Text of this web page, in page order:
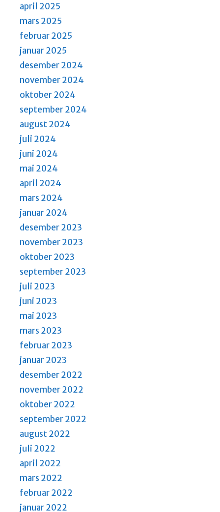
april 2025
mars 2025
februar 2025
januar 2025
desember 2024
november 2024
oktober 2024
september 2024
august 2024
juli 2024
juni 2024
mai 2024
april 2024
mars 2024
januar 2024
desember 2023
november 2023
oktober 2023
september 2023
juli 2023
juni 2023
mai 2023
mars 2023
februar 2023
januar 2023
desember 2022
november 2022
oktober 2022
september 2022
august 2022
juli 2022
april 2022
mars 2022
februar 2022
januar 2022